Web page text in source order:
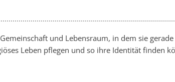
und Lebensraum, in dem sie
Leben pflegen und so ihre Identität finden